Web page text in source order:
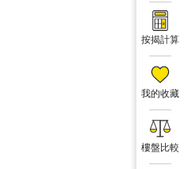
按揭計算
我的收藏
樓盤比較